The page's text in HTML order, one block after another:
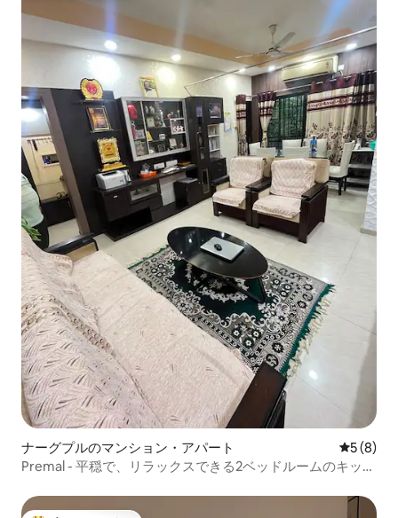
ナーグプルのマンション・アパート レビュー
5 (8)
Premal - 平穏で、リラックスできる2ベッドルームのキッチ